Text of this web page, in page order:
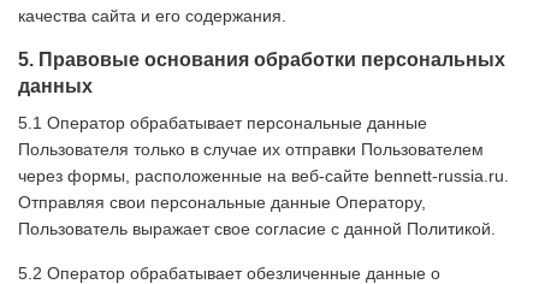
качества сайта и его содержания.
5. Правовые основания обработки персональных
данных
5.1 Оператор обрабатывает персональные данные
Пользователя только в случае их отправки Пользователем
через формы, расположенные на веб-сайте bennett-russia.ru.
Отправляя свои персональные данные Оператору,
Пользователь выражает свое согласие с данной Политикой.
5.2 Оператор обрабатывает обезличенные данные о